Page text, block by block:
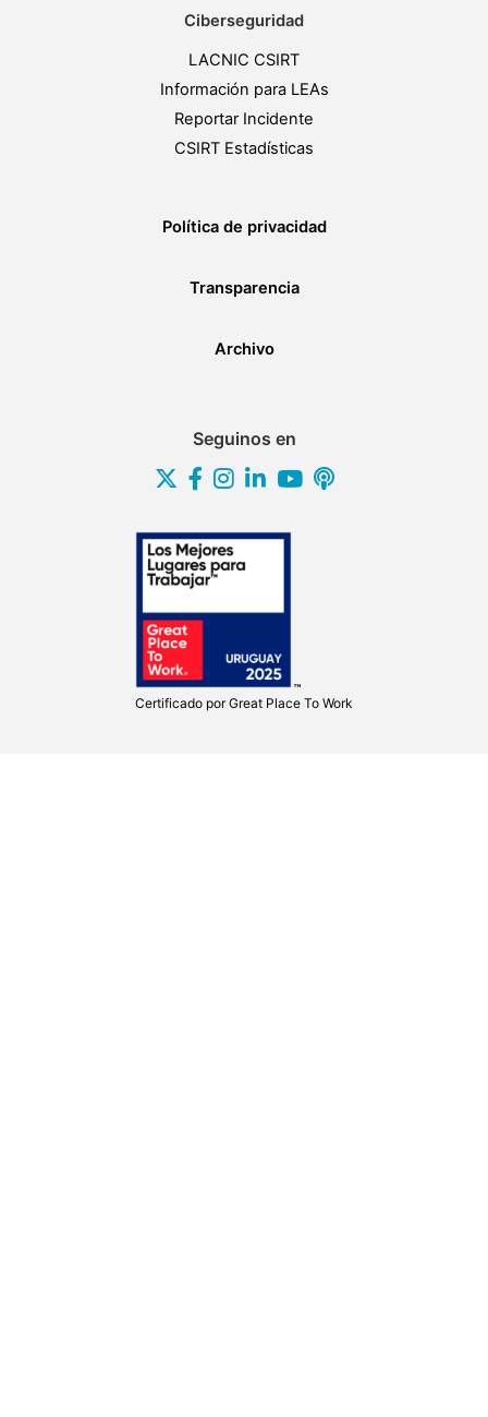
Ciberseguridad
LACNIC CSIRT
Información para LEAs
Reportar Incidente
CSIRT Estadísticas
Política de privacidad
Transparencia
Archivo
Seguinos en
Certificado porGreat Place To Work